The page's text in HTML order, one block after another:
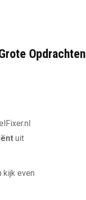
Opdrachten
uit
kijk even